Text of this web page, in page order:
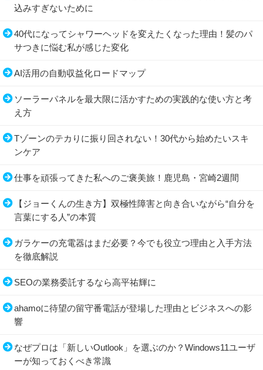
込みすぎないために
40代になってシャワーヘッドを変えたくなった理由！髪のパ
サつきに悩む私が感じた変化
AI活用の自動収益化ロードマップ
ソーラーパネルを最大限に活かすための実践的な使い方と考
え方
Tゾーンのテカりに振り回されない！30代から始めたいスキ
ンケア
仕事を頑張ってきた私へのご褒美旅！鹿児島・宮崎2週間
【ジョーくんの生き方】双極性障害と向き合いながら“自分を
言葉にする人”の本質
ガラケーの充電器はまだ必要？今でも役立つ理由と入手方法
を徹底解説
SEOの業務委託するなら高平祐輝に
ahamoに待望の留守番電話が登場した理由とビジネスへの影
響
なぜプロは「新しいOutlook」を選ぶのか？Windows11ユーザ
ーが知っておくべき常識